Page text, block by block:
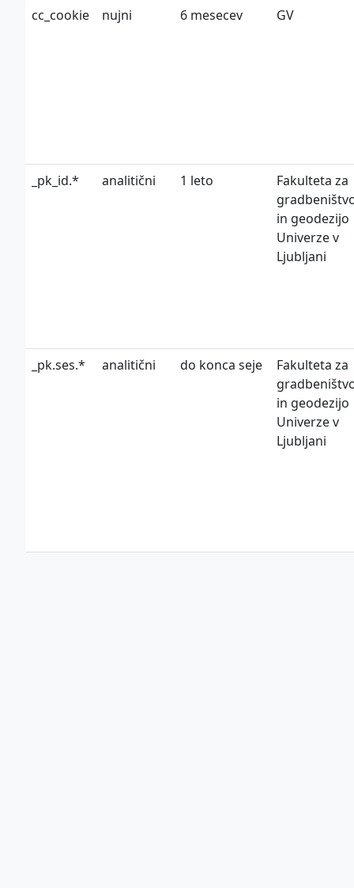
This work is licensed under
cc_cookie
nujni 6 mesecev GV
_pk_id.* analitični 1 leto
Fakulteta za
in geodezijo
Univerze v
Ljubljani
_pk.ses.* analitični do konca seje
Fakulteta za
in geodezijo
Univerze v
Ljubljani